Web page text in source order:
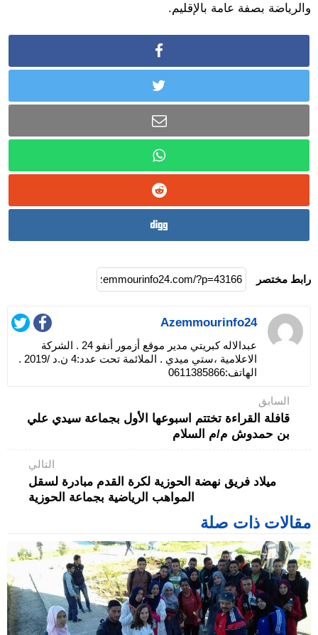
والرياضة بصفة عامة بالإقليم.
رابط مختصر
Azemmourinfo24
عبدالاله كبريتي مدير موقع أزمور أنفو 24 . الشركة
الاعلامية ،ستي ميدي . الملائمة تحت عدد:4 ن.د /2019 .
الهاتف:0611385866
السابق
قافلة القراءة تختتم اسبوعها الأول بجماعة سيدي علي
بن حمدوش م/م السلام
التالي
ميلاد فريق نهضة الحوزية لكرة القدم مبادرة لسقل
المواهب الرياضية بجماعة الحوزية
مقالات ذات صلة